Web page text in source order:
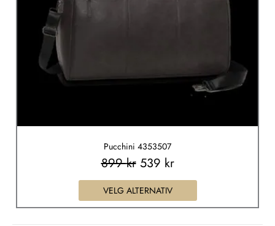
Pucchini 4353507
899kr 539 kr
VELG ALTERNATIV